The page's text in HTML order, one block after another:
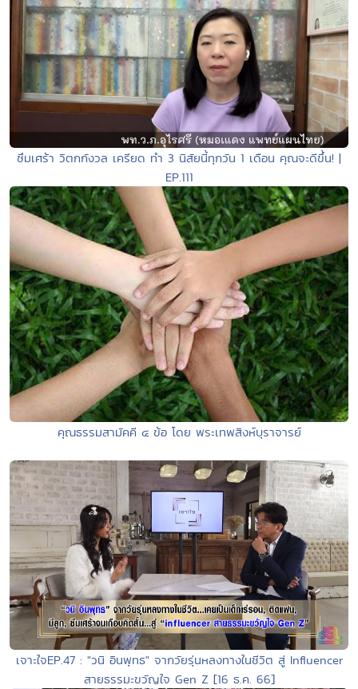
ซึมเศร้า วิตกกังวล เครียด ทำ 3 นิสัยนี้ทุกวัน 1 เดือน คุณจะดีขึ้น! |
EP.111
คุณธรรมสามัคคี ๔ ข้อ โดย พระเทพสิงห์บุราจารย์
เจาะใจEP.47 : "วนิ อินพุทธ" จากวัยรุ่นหลงทางในชีวิต สู่ Influencer
สายธรรมะขวัญใจ Gen Z [16 ธ.ค. 66]